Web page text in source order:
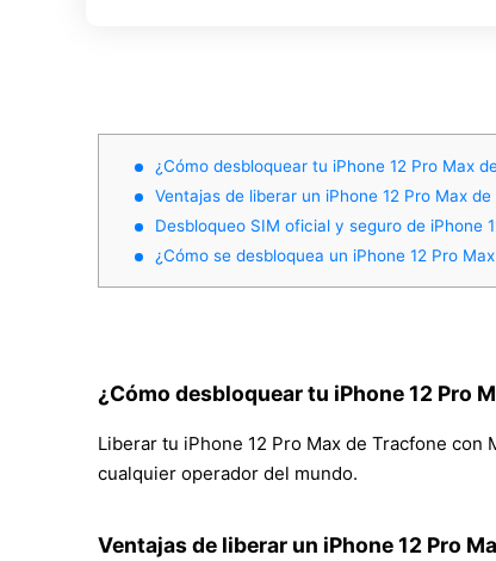
¿Cómo desbloquear tu iPhone 12 Pro Max
Ventajas de liberar un iPhone 12 Pro Max
Desbloqueo SIM oficial y seguro de iPhone
¿Cómo se desbloquea un iPhone 12 Pro
¿Cómo desbloquear tu iPhone 12 Pro
Liberar tu iPhone 12 Pro Max de Tracfone
cualquier operador del mundo.
Ventajas de liberar un iPhone 12 Pro